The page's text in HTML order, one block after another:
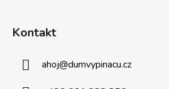
Kontakt
ahoj@dumvypinacu.cz